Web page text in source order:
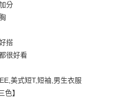
後才付款」的支付方式。 讓您購物簡單
分
搭
很好看
美式短T,短袖,男生衣服
色】